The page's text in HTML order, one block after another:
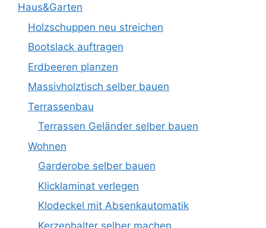
Haus&Garten
Holzschuppen neu streichen
Bootslack auftragen
Erdbeeren planzen
Massivholztisch selber bauen
Terrassenbau
Terrassen Geländer selber bauen
Wohnen
Garderobe selber bauen
Klicklaminat verlegen
Klodeckel mit Absenkautomatik
Kerzenhalter selber machen